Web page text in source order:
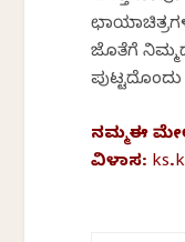
ಜೊತೆಗೆ
ನಮ್ಮಈ
ವಿಳಾಸ: